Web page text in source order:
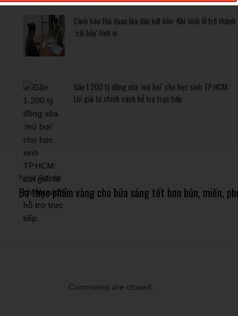
Cảnh báo thủ đoạn lừa đảo kết hôn: Khi sính lễ trở thành
‘cái bẫy’ tinh vi
Gần 1.200 tỷ đồng xóa ‘mù bơi’ cho học sinh TP.HCM:
Lời giải từ chính sách hỗ trợ trực tiếp
Next Article
Ba thực phẩm vàng cho bữa sáng tốt hơn bún, miến,
Comments are closed.